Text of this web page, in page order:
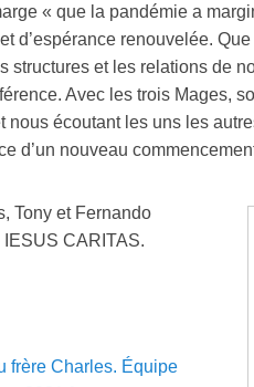
« que la pandémie a
d’espérance renouvelée.
structures et les relations de
Avec les trois Mages,
nous écoutant les uns les
d’un nouveau
Tony et Fernando
CARITAS.
frère Charles. Équipe